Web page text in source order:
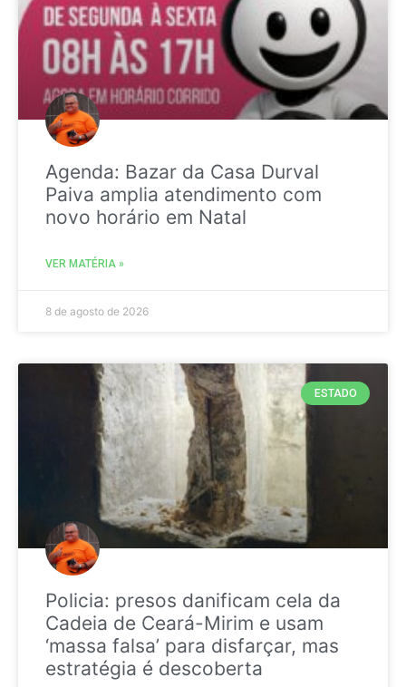
Agenda: Bazar da Casa Durval
Paiva amplia atendimento com
novo horário em Natal
VER MATÉRIA »
8 de agosto de 2026
ESTADO
Policia: presos danificam cela da
Cadeia de Ceará-Mirim e usam
‘massa falsa’ para disfarçar, mas
estratégia é descoberta